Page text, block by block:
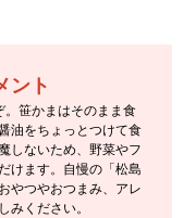
ント
。笹かまはそのまま食
油をちょっとつけて食
しないため、野菜やフ
けます。自慢の「松島
やつやおつまみ、アレ
みください。